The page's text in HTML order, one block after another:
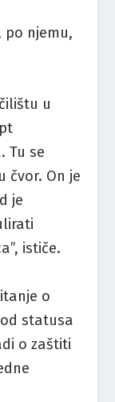
po njemu,
u
Tu se
čvor. On je
je
ističe.
o
statusa
o zaštiti